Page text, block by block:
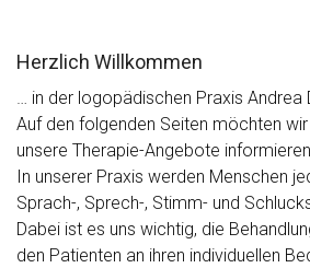
Herzlich Willkommen
… in der logopädischen Praxis Andrea
Auf den folgenden Seiten möchten wir
unsere Therapie-Angebote
In unserer Praxis werden Menschen
Sprach-, Sprech-, Stimm- und
Dabei ist es uns wichtig, die
den Patienten an ihren individuellen